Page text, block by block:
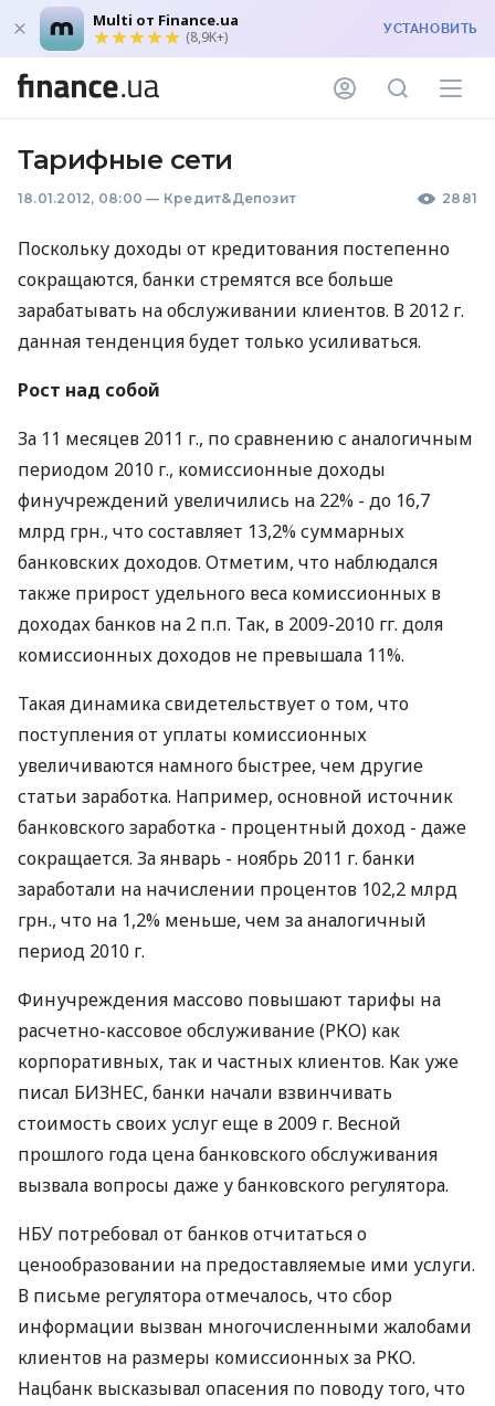
Multi от Finance.ua
(8,9K+) УСТАНОВИТЬ
Тарифные сети
18.01.2012, 08:00 — Кредит&Депозит 2881
Поскольку доходы от кредитования постепенно
сокращаются, банки стремятся все больше
зарабатывать на обслуживании клиентов. В 2012 г.
данная тенденция будет только усиливаться.
Рост над собой
За 11 месяцев 2011 г., по сравнению с аналогичным
периодом 2010 г., комиссионные доходы
финучреждений увеличились на 22% - до 16,7
млрд грн., что составляет 13,2% суммарных
банковских доходов. Отметим, что наблюдался
также прирост удельного веса комиссионных в
доходах банков на 2 п.п. Так, в 2009-2010 гг. доля
комиссионных доходов не превышала 11%.
Такая динамика свидетельствует о том, что
поступления от уплаты комиссионных
увеличиваются намного быстрее, чем другие
статьи заработка. Например, основной источник
банковского заработка - процентный доход - даже
сокращается. За январь - ноябрь 2011 г. банки
заработали на начислении процентов 102,2 млрд
грн., что на 1,2% меньше, чем за аналогичный
период 2010 г.
Финучреждения массово повышают тарифы на
расчетно-кассовое обслуживание (РКО) как
корпоративных, так и частных клиентов. Как уже
писал БИЗНЕС, банки начали взвинчивать
стоимость своих услуг еще в 2009 г. Весной
прошлого года цена банковского обслуживания
вызвала вопросы даже у банковского регулятора.
НБУ потребовал от банков отчитаться о
ценообразовании на предоставляемые ими услуги.
В письме регулятора отмечалось, что сбор
информации вызван многочисленными жалобами
клиентов на размеры комиссионных за РКО.
Нацбанк высказывал опасения по поводу того, что